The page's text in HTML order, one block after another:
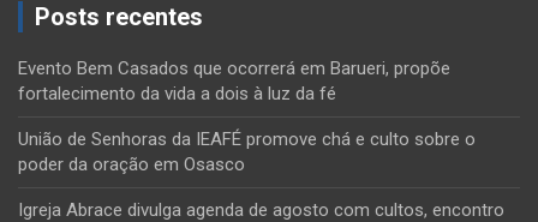
Posts recentes
Evento Bem Casados que ocorrerá em Barueri, propõe
fortalecimento da vida a dois à luz da fé
União de Senhoras da IEAFÉ promove chá e culto sobre o
poder da oração em Osasco
Igreja Abrace divulga agenda de agosto com cultos, encontro